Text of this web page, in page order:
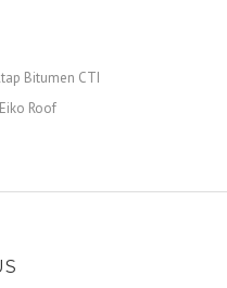
Bitumen CTI
Roof